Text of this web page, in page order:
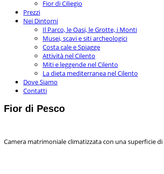
Fior di Ciliegio
Prezzi
Nei Dintorni
Il Parco, le Oasi, le Grotte, i Monti
Musei, scavi e siti archeologici
Costa cale e Spiagge
Attività nel Cilento
Miti e leggende nel Cilento
La dieta mediterranea nel Cilento
Dove Siamo
Contatti
Fior di Pesco
Camera matrimoniale climatizzata con una superficie